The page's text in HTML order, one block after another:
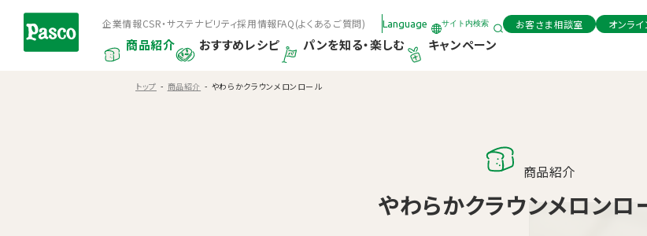
商品紹介 おすすめレシピ パンを知る・楽しむ キャンペーン
サイト内検索
Language
企業情報CSR・サステナビリティ採用情報FAQ(よくあるご質問) お客さま相談室 オンライ
トップ 商品紹介 やわらかクラウンメロンロール
商品紹介
やわらかクラウンメロンロ